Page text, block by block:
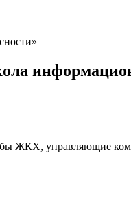
ЖКХ, управляющие